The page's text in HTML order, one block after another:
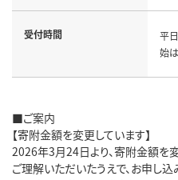
受付時間
平
始
■ご案内
【寄附金額を変更しています】
2026年3月24日より、寄附金額を変
ご理解いただいたうえで、お申し込